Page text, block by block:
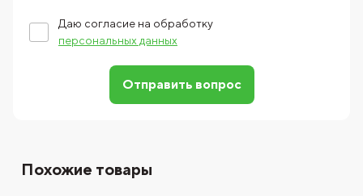
Даю согласие на обработку
персональных данных
Отправить вопрос
Похожие товары